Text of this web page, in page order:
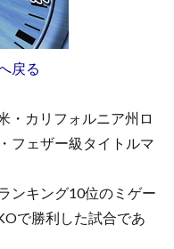
戻る
・カリフォルニア州ロ
フェザー級タイトルマ
ンキング10位のミゲー
で勝利した試合であ